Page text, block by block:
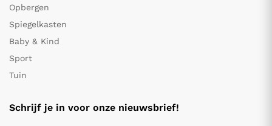
Opbergen
Spiegelkasten
Baby & Kind
Sport
Tuin
Schrijf je in voor onze nieuwsbrief!